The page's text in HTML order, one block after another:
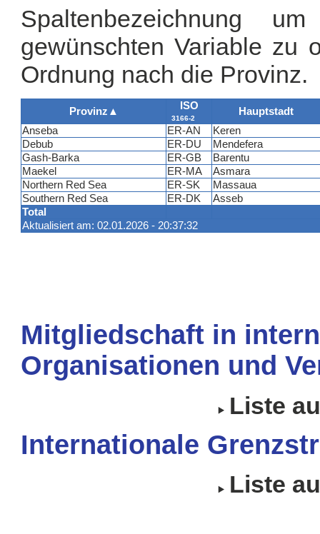
Spaltenbezeichnung
gewünschten Variable zu
Ordnung nach die Provinz.
Provinz ▲ ISO
3166-2
Hauptstadt
Total
Aktualisiert am: 02.01.2026 - 20:37:32
Anseba ER-AN
Keren
Debub
ER-DU
Mendefera
Gash-Barka
ER-GB
Barentu
Maekel
ER-MA
Asmara
Northern Red Sea
ER-SK
Massaua
Southern Red Sea
ER-DK Asseb
Mitgliedschaft in
Organisationen und
Liste
Internationale
Liste